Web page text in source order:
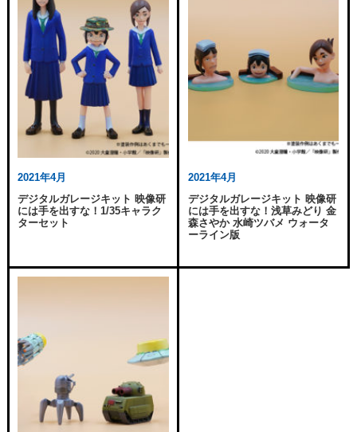
2021年4月
デジタルガレージキット 映像研
には手を出すな！1/35キャラク
ターセット
2021年4月
デジタルガレージキット 映像研
には手を出すな！浅草みどり 金
森さやか 水崎ツバメ ウォータ
ーライン版